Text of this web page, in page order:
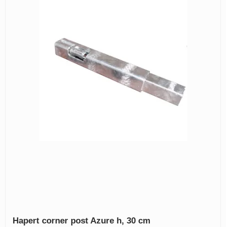
Hapert corner post Azure h, 30 cm